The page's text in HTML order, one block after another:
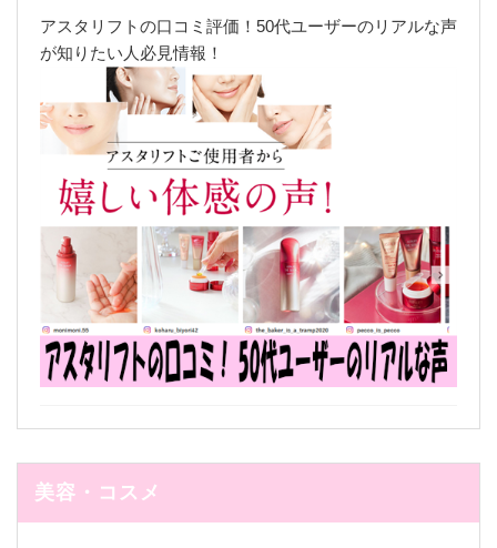
アスタリフトの口コミ評価！50代ユーザーのリアルな声
が知りたい人必見情報！
美容・コスメ